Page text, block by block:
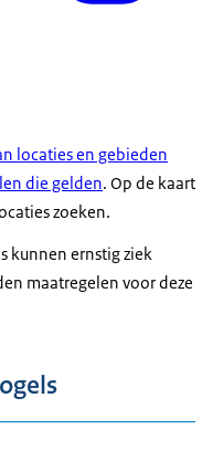
locaties en gebieden
die gelden. Op de kaart
zoeken.
kunnen ernstig ziek
maatregelen voor deze